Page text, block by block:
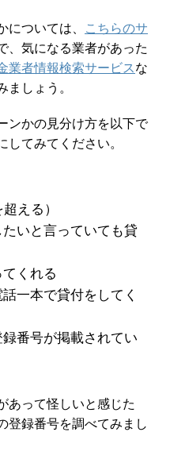
については、
こちらのサ
、気になる業者があった
業者情報検索サービス な
ましょう。
ンかの見分け方を以下で
してみてください。
える）
いと言っていても貸
くれる
一本で貸付をしてく
番号が掲載されてい
あって怪しいと感じた
登録番号を調べてみまし